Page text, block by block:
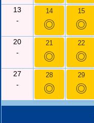
13
-
14
◎
15
◎
20
-
21
◎
22
◎
27
-
28
◎
29
◎